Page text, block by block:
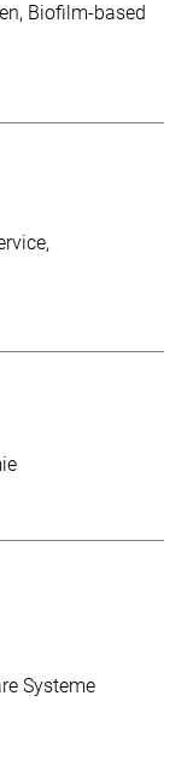
Biofilm-based
Systeme